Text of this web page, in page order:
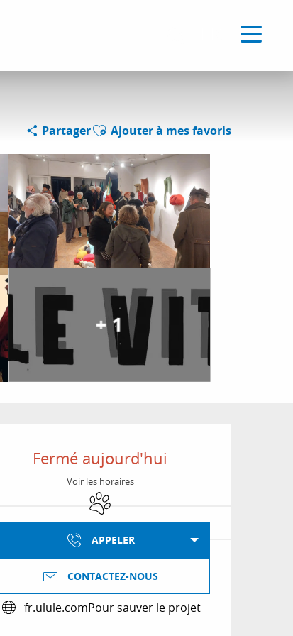
PartagerAjouter aux favoris
Ajouter à mes favoris
+ 1
et
Fermé aujourd'hui
Voir les horaires
Animaux acceptés
APPELER
CONTACTEZ-NOUS
fr.ulule.comPour sauver le projet